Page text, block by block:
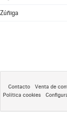
Zúñiga
Contacto Venta de
Política cookies